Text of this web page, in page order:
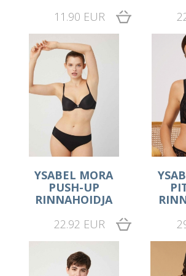
11.90 EUR
YSABEL MORA
PUSH-UP
RINNAHOIDJA
22.92 EUR